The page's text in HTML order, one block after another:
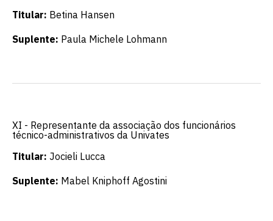
Titular: Betina Hansen
Suplente: Paula Michele Lohmann
XI - Representante da associação dos funcionários
técnico-administrativos da Univates
Titular: Jocieli Lucca
Suplente: Mabel Kniphoff Agostini